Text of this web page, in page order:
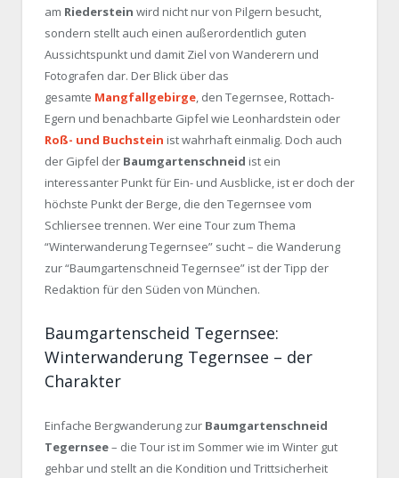
am Riederstein wird nicht nur von Pilgern besucht,
sondern stellt auch einen außerordentlich guten
Aussichtspunkt und damit Ziel von Wanderern und
Fotografen dar. Der Blick über das
gesamte Mangfallgebirge, den Tegernsee, Rottach-
Egern und benachbarte Gipfel wie Leonhardstein oder
Roß- und Buchstein ist wahrhaft einmalig. Doch auch
der Gipfel der Baumgartenschneid ist ein
interessanter Punkt für Ein- und Ausblicke, ist er doch der
höchste Punkt der Berge, die den Tegernsee vom
Schliersee trennen. Wer eine Tour zum Thema
“Winterwanderung Tegernsee” sucht – die Wanderung
zur “Baumgartenschneid Tegernsee” ist der Tipp der
Redaktion für den Süden von München.
Baumgartenscheid Tegernsee:
Winterwanderung Tegernsee – der
Charakter
Einfache Bergwanderung zur Baumgartenschneid
Tegernsee– die Tour ist im Sommer wie im Winter gut
gehbar und stellt an die Kondition und Trittsicherheit